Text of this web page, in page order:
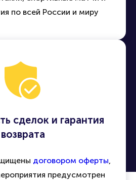
по всей России и миру
сделок и гарантия
возврата
договором оферты,
предусмотрен